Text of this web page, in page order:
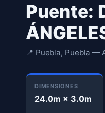
Puente:
📍 Puebla, Puebla —
DIMENSIONES
24.0m × 3.0m